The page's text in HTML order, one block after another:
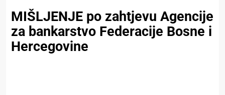
MIŠLJENJE po zahtjevu Agencije
za bankarstvo Federacije Bosne i
Hercegovine